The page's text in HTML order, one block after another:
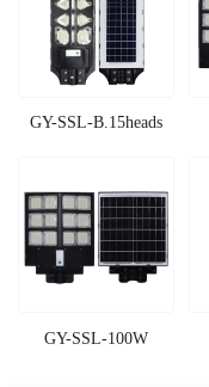
GY-SSL-B.15heads
GY-SSL-100W